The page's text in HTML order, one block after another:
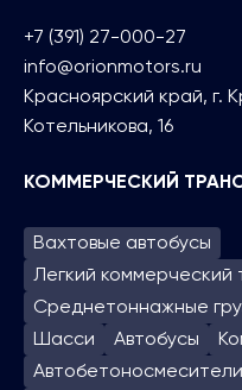
+7 (391) 27-000-27
info@orionmotors.ru
Красноярский край, г.
Котельникова, 16
КОММЕРЧЕСКИЙ
Вахтовые автобусы
Легкий коммерческий
Среднетоннажные
Шасси
Автобусы
Автобетоносмесители